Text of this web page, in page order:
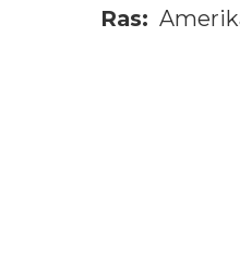
Ras: